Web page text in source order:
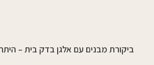
ביקורת מבנים עם אלגן בדק בית –